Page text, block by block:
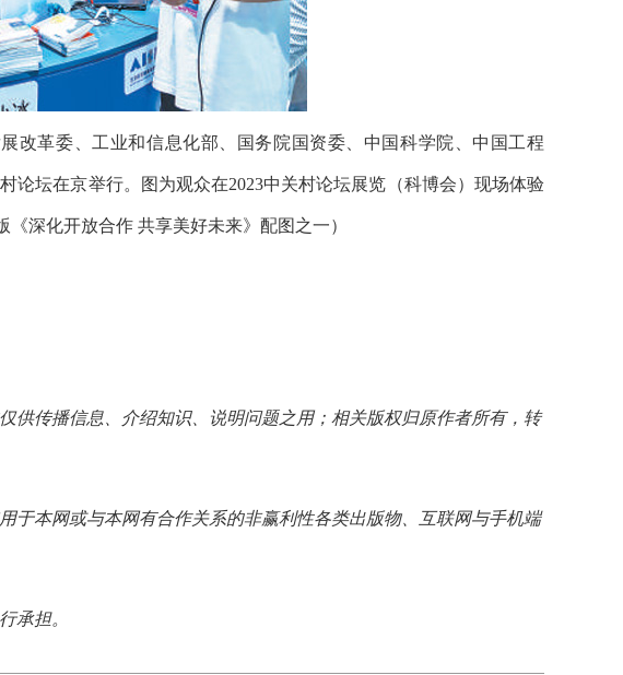
改革委、工业和信息化部、国务院国资委、中国科学院、中国工程
论坛在京举行。图为观众在2023中关村论坛展览（科博会）现场体验
深化开放合作 共享美好未来》配图之一）
供传播信息、介绍知识、说明问题之用；相关版权归原作者所有，转
于本网或与本网有合作关系的非赢利性各类出版物、互联网与手机端
承担。